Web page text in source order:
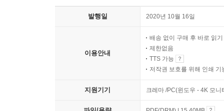
발행일 2020년 10월 16일
이용안내
배송 없이 구매 후 바로 읽기
제한없음
TTS 가능
저작권 보호를 위해 인쇄 기
지원기기 크레마 /PC(윈도우 - 4K 모